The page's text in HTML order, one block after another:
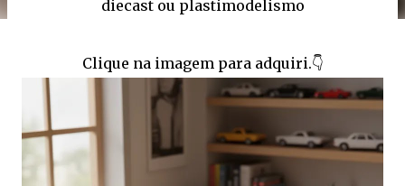
diecast ou plastimodelismo
Clique na imagem para adquiri.👇